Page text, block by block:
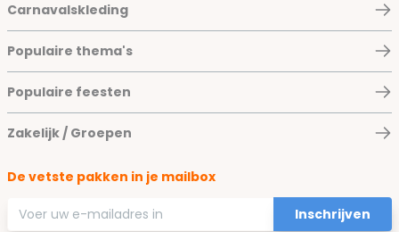
Carnavalskleding
Populaire thema's
Populaire feesten
Zakelijk / Groepen
De vetste pakken in je mailbox
E-mailadres
Inschrijven